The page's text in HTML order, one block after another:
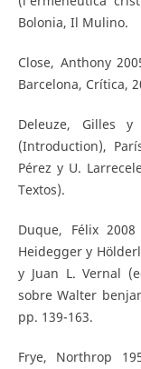
Bolonia, Il Mulino.
Close, Anthony
Barcelona, Crítica,
Deleuze, Gilles
(Introduction),
Pérez y U.
Textos).
Duque, Félix
Heidegger y
y Juan L. Vernal
sobre Walter
pp. 139-163.
Frye, Northrop